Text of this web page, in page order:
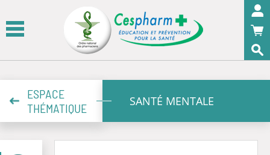
OK
ESPACE
THÉMATIQUE
SANTÉ MENTALE